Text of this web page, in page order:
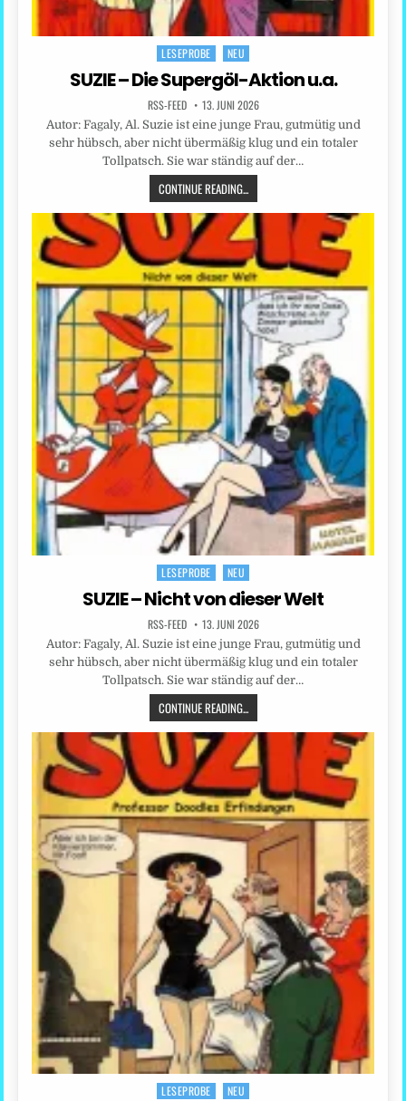
Posted
in
LESEPROBE NEU
SUZIE – Die Supergöl-Aktion u.a.
RSS-FEED 13. JUNI 2026
Autor: Fagaly, Al. Suzie ist eine junge Frau, gutmütig und
sehr hübsch, aber nicht übermäßig klug und ein totaler
Tollpatsch. Sie war ständig auf der…
CONTINUE READING...
Posted
in
LESEPROBE NEU
SUZIE – Nicht von dieser Welt
RSS-FEED 13. JUNI 2026
Autor: Fagaly, Al. Suzie ist eine junge Frau, gutmütig und
sehr hübsch, aber nicht übermäßig klug und ein totaler
Tollpatsch. Sie war ständig auf der…
CONTINUE READING...
Posted
LESEPROBE NEU